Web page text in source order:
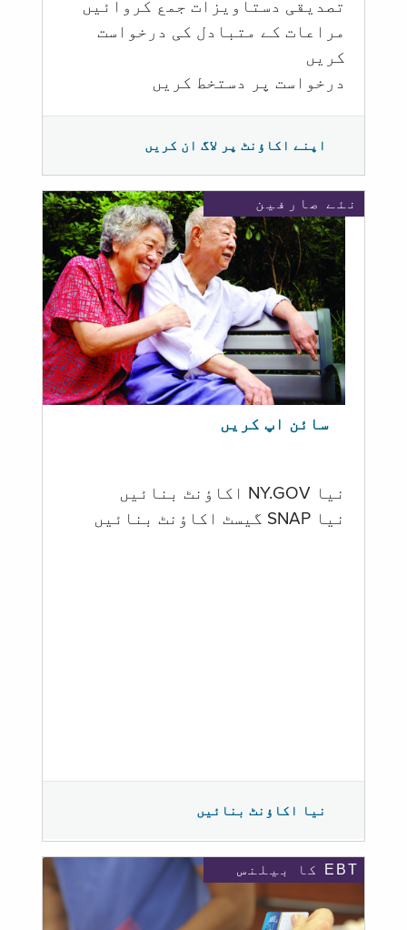
تصدیقی دستاویزات جمع کروائیں
مراعات کے متبادل کی درخواست
کریں
درخواست پر دستخط کریں
اپنے اکاؤنٹ پر لاگ ان کریں
نئے صارفین
سائن اپ کریں
نیا NY.GOV اکاؤنٹ بنائیں
نیا SNAP گیسٹ اکاؤنٹ بنائیں
نیا اکاؤنٹ بنائیں
EBT کا بیلنس